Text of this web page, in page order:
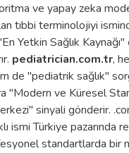
ve yapay zeka
tıbbi terminolojiyi
Yetkin Sağlık Kaynağı"
pediatrician.com.tr,
de "pediatrik sağlık"
"Modern ve Küresel
sinyali gönderir.
ismi Türkiye pazarında
standartlarda bir